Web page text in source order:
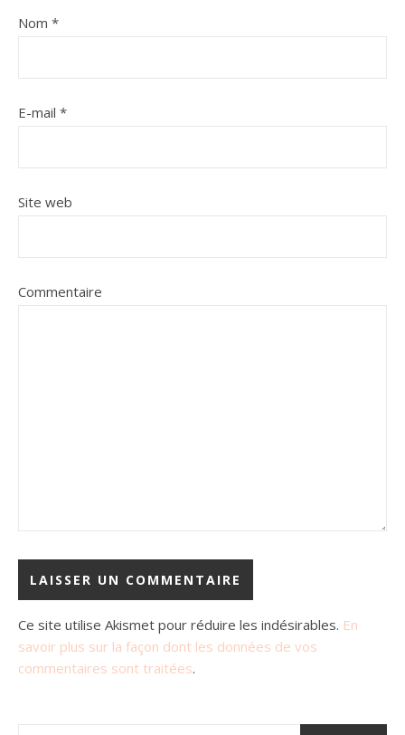
Nom *
E-mail *
Site web
Commentaire
Ce site utilise Akismet pour réduire les indésirables. En
savoir plus sur la façon dont les données de vos
commentaires sont traitées.